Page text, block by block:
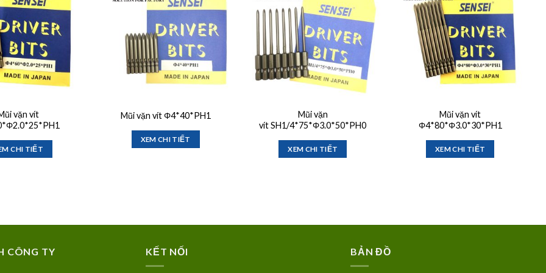
wishlist
vặn vít
CHI TIẾT
wishlist
Mũi vặn vít Φ4*40*PH1
XEM CHI TIẾT
wishlist
Mũi vặn
vít SH1/4*75*Φ3.0*50*PH0
XEM CHI TIẾT
Mũi vặn vít
Φ4*80*Φ3.0*30*PH1
XEM CHI TIẾT
CÔNG TY KẾT NỐI BẢN ĐỒ